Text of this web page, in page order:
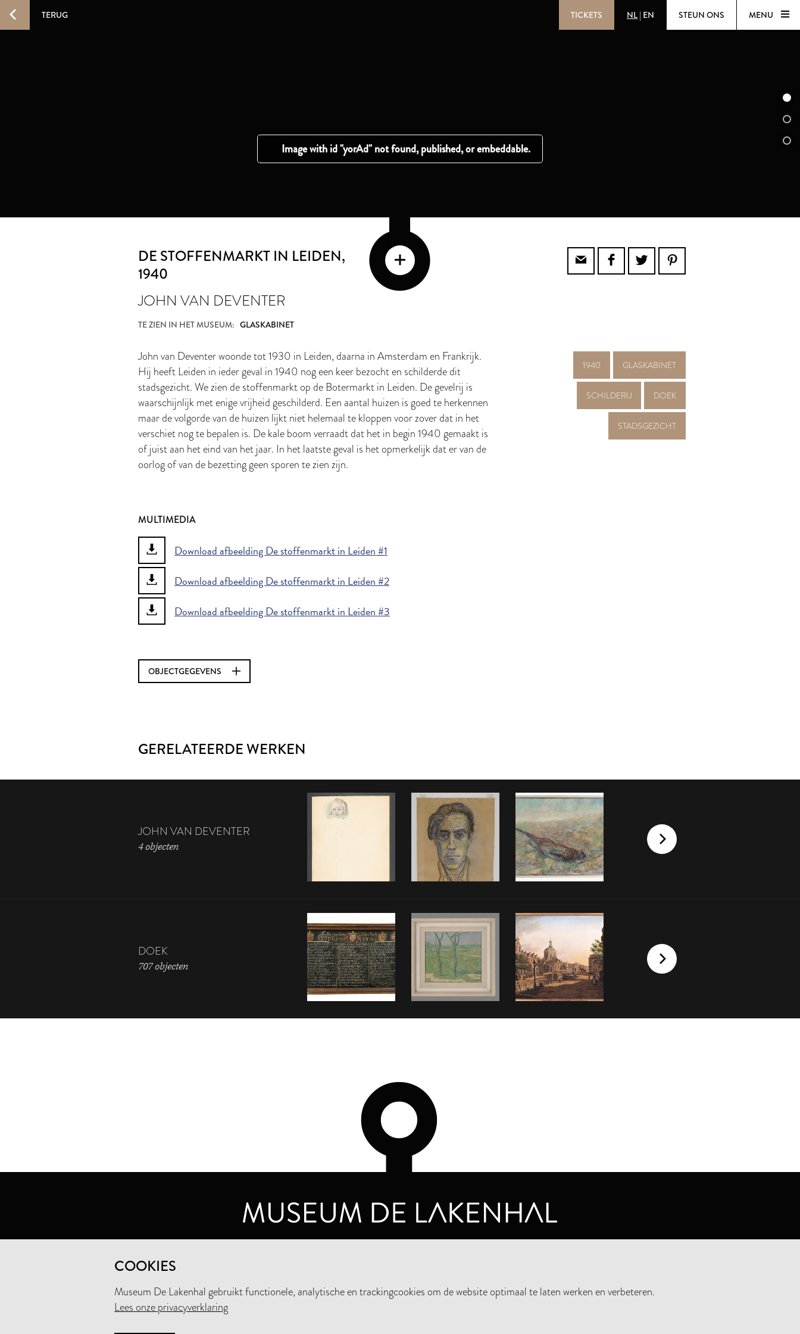
TERUG TICKETS NL | EN STEUN ONS MENU
DE STOFFENMARKT IN LEIDEN,
1940
JOHN VAN DEVENTER
TE ZIEN IN HET MUSEUM: GLASKABINET
John van Deventer woonde tot 1930 in Leiden, daarna in Amsterdam en Frankrijk.
Hij heeft Leiden in ieder geval in 1940 nog een keer bezocht en schilderde dit
stadsgezicht. We zien de stoffenmarkt op de Botermarkt in Leiden. De gevelrij is
waarschijnlijk met enige vrijheid geschilderd. Een aantal huizen is goed te herkennen
maar de volgorde van de huizen lijkt niet helemaal te kloppen voor zover dat in het
verschiet nog te bepalen is. De kale boom verraadt dat het in begin 1940 gemaakt is
of juist aan het eind van het jaar. In het laatste geval is het opmerkelijk dat er van de
oorlog of van de bezetting geen sporen te zien zijn.
1940 GLASKABINET
SCHILDERIJ DOEK
STADSGEZICHT
MULTIMEDIA
Download afbeelding De stoffenmarkt in Leiden #1
Download afbeelding De stoffenmarkt in Leiden #2
Download afbeelding De stoffenmarkt in Leiden #3
OBJECTGEGEVENS
GERELATEERDE WERKEN
JOHN VAN DEVENTER
4 objecten
DOEK
707 objecten
COOKIES
Museum De Lakenhal gebruikt functionele, analytische en trackingcookies om de website optimaal te laten werken en verbeteren.
Lees onze privacyverklaring
MUSEUM DE LAKENHAL
OUDE SINGEL 32
+31 (0)71 5165360